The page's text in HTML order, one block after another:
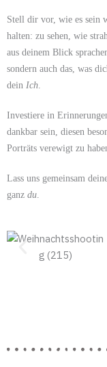
Stell dir vor, wie es sein
halten: zu sehen, wie
aus deinem Blick
sondern auch das, was
dein Ich
Investiere in
dankbar sein, diesen
Porträts verewigt zu
Lass uns gemeinsam
ganz du